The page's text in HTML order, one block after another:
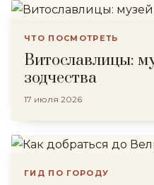
ЧТО ПОСМОТРЕТЬ
Витославлицы:
зодчества
17 июля 2026
ГИД ПО ГОРОДУ